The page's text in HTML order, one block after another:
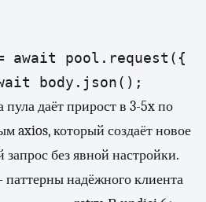
await pool.request({
body.json();
даёт прирост в 3-5x по
axios, который создаёт новое
без явной настройки.
надёжного клиента